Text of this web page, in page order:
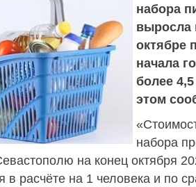
набора
выросла
октябре
начала
более
этом
набора
на конец октября
в расчёте на 1 человека и по